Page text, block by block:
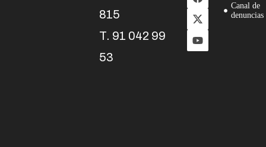
815
T. 91 042 99
53
Canal de
denuncias